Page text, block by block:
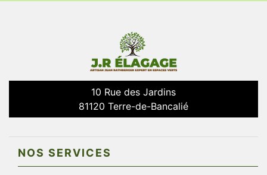
10 Rue des Jardins
81120 Terre-de-Bancalié
NOS SERVICES